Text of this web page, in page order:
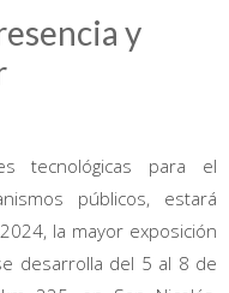
y
tecnológicas para el
públicos, estará
la mayor exposición
desarrolla del 5 al 8 de